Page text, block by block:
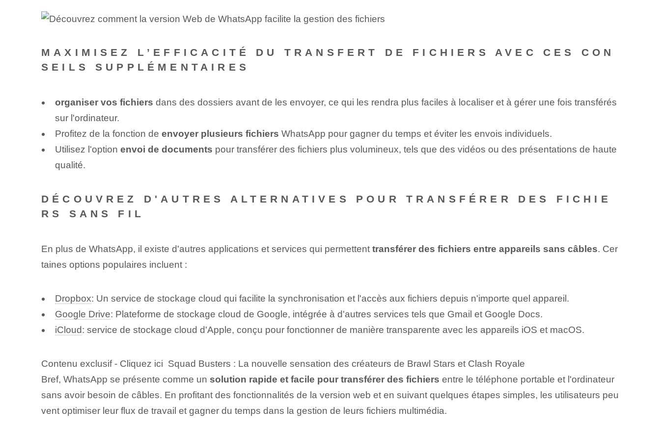
MAXIMISEZ L’EFFICACITÉ DU TRANSFERT DE FICHIERS AVEC CES CON
SEILS SUPPLÉMENTAIRES
organiser vos fichiers dans des dossiers avant de les envoyer, ce qui les rendra plus faciles à localiser et à gérer une fois transférés
sur l'ordinateur.
Profitez de la fonction de envoyer plusieurs fichiers WhatsApp pour gagner du temps et éviter les envois individuels.
Utilisez l'option envoi de documents pour transférer des fichiers plus volumineux, tels que des vidéos ou des présentations de haute
qualité.
DÉCOUVREZ D'AUTRES ALTERNATIVES POUR TRANSFÉRER DES FICHIE
RS SANS FIL
En plus de WhatsApp, il existe d'autres applications et services qui permettent transférer des fichiers entre appareils sans câbles. Cer
taines options populaires incluent :
Dropbox: Un service de stockage cloud qui facilite la synchronisation et l'accès aux fichiers depuis n'importe quel appareil.
Google Drive: Plateforme de stockage cloud de Google, intégrée à d'autres services tels que Gmail et Google Docs.
iCloud: service de stockage cloud d'Apple, conçu pour fonctionner de manière transparente avec les appareils iOS et macOS.
Contenu exclusif - Cliquez ici Squad Busters : La nouvelle sensation des créateurs de Brawl Stars et Clash Royale
Bref, WhatsApp se présente comme un solution rapide et facile pour transférer des fichiers entre le téléphone portable et l'ordinateur
sans avoir besoin de câbles. En profitant des fonctionnalités de la version web et en suivant quelques étapes simples, les utilisateurs peu
vent optimiser leur flux de travail et gagner du temps dans la gestion de leurs fichiers multimédia.